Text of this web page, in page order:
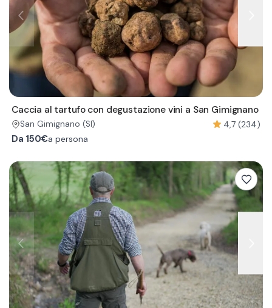
Caccia al tartufo con degustazione vini a San Gimignano
San Gimignano (SI)
4,7 (234)
Da 150€a persona